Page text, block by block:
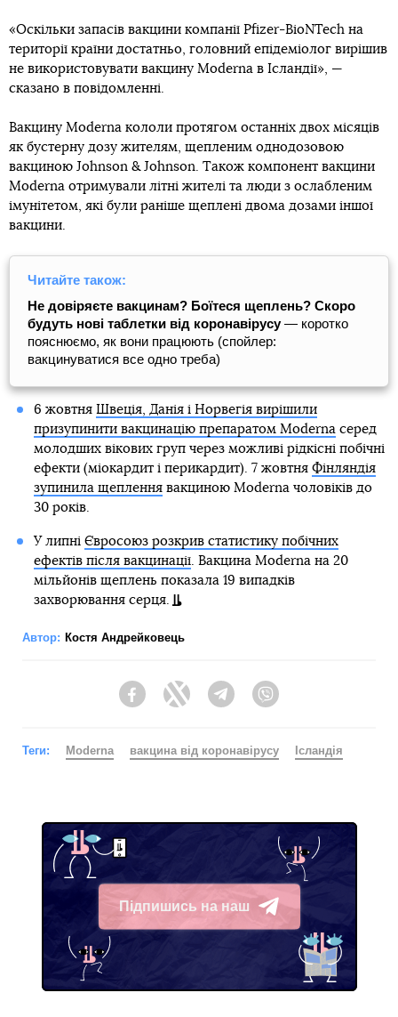
«Оскільки запасів вакцини компанії Pfizer-BioNTech на
території країни достатньо, головний епідеміолог вирішив
не використовувати вакцину Moderna в Ісландії», —
сказано в повідомленні.
Вакцину Moderna кололи протягом останніх двох місяців
як бустерну дозу жителям, щепленим однодозовою
вакциною Johnson & Johnson. Також компонент вакцини
Moderna отримували літні жителі та люди з ослабленим
імунітетом, які були раніше щеплені двома дозами іншої
вакцини.
Читайте також:
Не довіряєте вакцинам? Боїтеся щеплень? Скоро
будуть нові таблетки від коронавірусу— коротко
пояснюємо, як вони працюють (спойлер:
вакцинуватися все одно треба)
6 жовтня Швеція, Данія і Норвегія вирішили
призупинити вакцинацію препаратом Modernaсеред
молодших вікових груп через можливі рідкісні побічні
ефекти (міокардит і перикардит). 7 жовтня Фінляндія
зупинила щепленнявакциною Moderna чоловіків до
30 років.
У липні Євросоюз розкрив статистику побічних
ефектів після вакцинації. Вакцина Moderna на 20
мільйонів щеплень показала 19 випадків
захворювання серця.
Автор: Костя Андрейковець
FacebookTwitter Telegram
Теги: Moderna вакцина від коронавірусу Ісландія
Підпишись на наш
Telegram